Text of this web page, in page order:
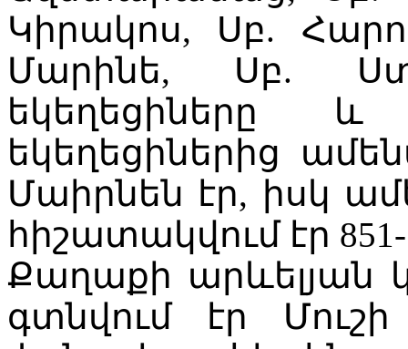
Կիրակոս, Սբ.
Մարինե, Սբ.
եկեղեցիները
եկեղեցիներից
Մաիրնեն էր, իսկ
հիշատակվում էր
Քաղաքի արևելյան
գտնվում էր